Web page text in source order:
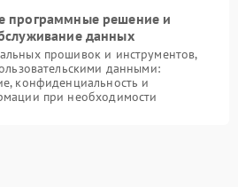
программные решение и
данных
прошивок и инструментов,
данными:
конфиденциальность и
при необходимости